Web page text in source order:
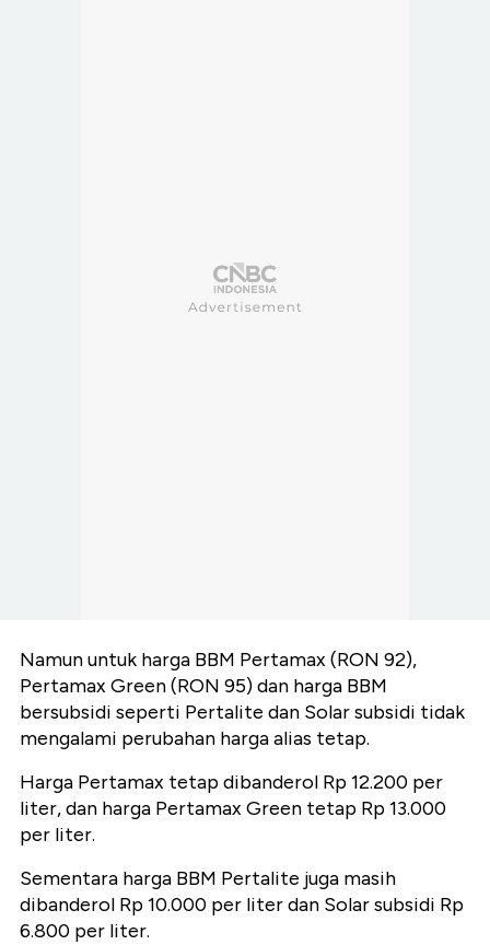
Namun untuk harga BBM Pertamax (RON 92),
Pertamax Green (RON 95) dan harga BBM
bersubsidi seperti Pertalite dan Solar subsidi tidak
mengalami perubahan harga alias tetap.
Harga Pertamax tetap dibanderol Rp 12.200 per
liter, dan harga Pertamax Green tetap Rp 13.000
per liter.
Sementara harga BBM Pertalite juga masih
dibanderol Rp 10.000 per liter dan Solar subsidi Rp
6.800 per liter.